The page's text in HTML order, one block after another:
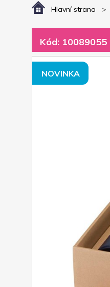
Hlavní strana
Kód: 10089055
NOVINKA